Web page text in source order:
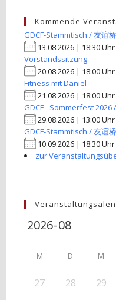
Kommende
GDCF-Stammtisch / 友谊
13.08.2026 | 18:30 Uhr
Vorstandssitzung
20.08.2026 | 18:00 Uhr
Fitness mit Daniel
21.08.2026 | 18:00 Uhr
GDCF - Sommerfest 2026
29.08.2026 | 13:00 Uhr
GDCF-Stammtisch / 友谊
10.09.2026 | 18:30 Uhr
zur
M D M
27 28 29